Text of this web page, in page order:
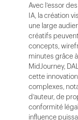
Avec l’essor
IA, la création
une large
créatifs
concepts,
minutes grâce
MidJourney,
cette
complexes,
d’auteur, de
conformité
influence